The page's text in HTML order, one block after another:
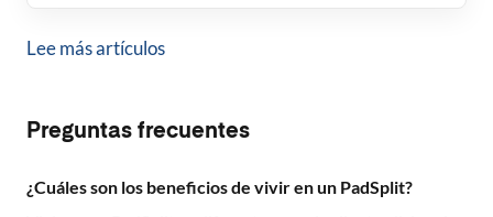
Lee más artículos
Preguntas frecuentes
¿Cuáles son los beneficios de vivir en un PadSplit?